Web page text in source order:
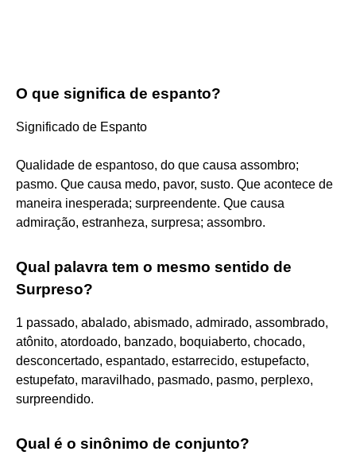
O que significa de espanto?
Significado de Espanto
Qualidade de espantoso, do que causa assombro;
pasmo. Que causa medo, pavor, susto. Que acontece de
maneira inesperada; surpreendente. Que causa
admiração, estranheza, surpresa; assombro.
Qual palavra tem o mesmo sentido de
Surpreso?
1 passado, abalado, abismado, admirado, assombrado,
atônito, atordoado, banzado, boquiaberto, chocado,
desconcertado, espantado, estarrecido, estupefacto,
estupefato, maravilhado, pasmado, pasmo, perplexo,
surpreendido.
Qual é o sinônimo de conjunto?